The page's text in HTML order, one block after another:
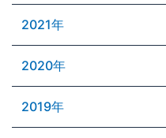
2021年
2020年
2019年